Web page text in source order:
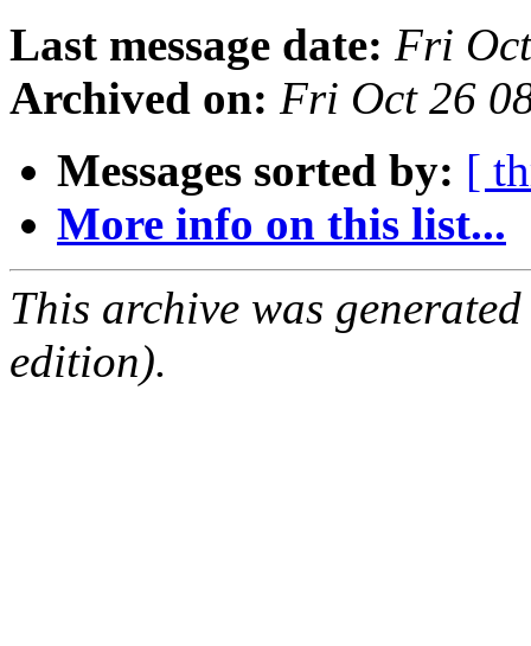
Last message date: Fri
Archived on: Fri Oct 26
Messages sorted by: [
More info on this list...
This archive was
edition).